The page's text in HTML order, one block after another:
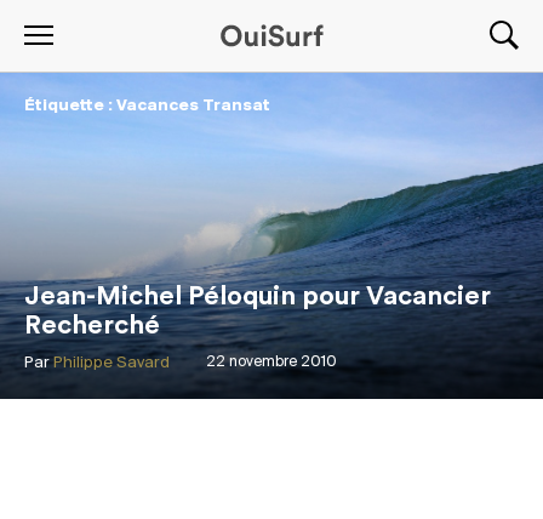
Étiquette : Vacances Transat
Jean-Michel Péloquin pour Vacancier
Recherché
22 novembre 2010
Par Philippe Savard